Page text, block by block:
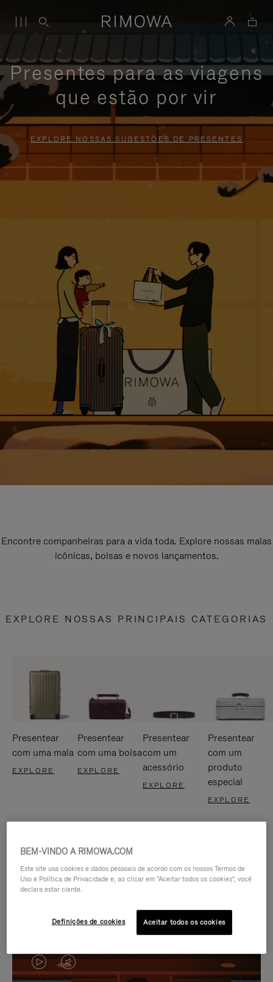
Presentes para as viagens
que estão por vir
EXPLORE NOSSAS SUGESTÕES DE PRESENTES
Encontre companheiras para a vida toda. Explore nossas malas
icônicas, bolsas e novos lançamentos.
EXPLORE NOSSAS PRINCIPAIS CATEGORIAS
Presentear
com uma mala
EXPLORE
Presentear
com uma bolsa
EXPLORE
Presentear
com um
acessório
EXPLORE
Presentear
com um
produto
especial
EXPLORE
O
O
BEM-VINDO A RIMOWA.COM
Este site usa cookies e dados pessoais de acordo com os nossos Termos de
Uso e Política de Privacidade e, ao clicar em "Aceitar todos os cookies", você
declara estar ciente.
Definições de cookies Aceitar todos os cookies